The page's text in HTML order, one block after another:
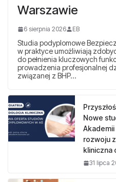
Warszawie
6 sierpnia 2026 EB
Studia podyplomowe
w praktyce umożliwiają
do pełnienia kluczowych
prowadzenia profesjonalnej
związanej z BHP…
Nowe
Akademii
rozwoju
kliniczna
31 lipca